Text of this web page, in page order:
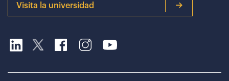
Visita la universidad